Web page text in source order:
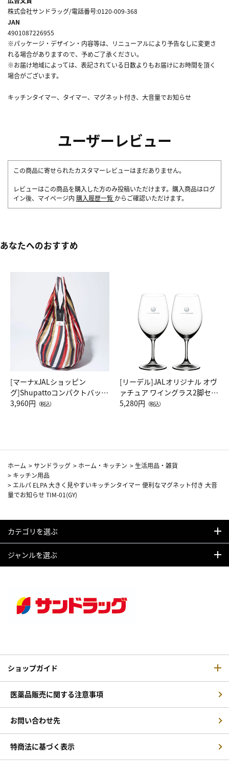
株式会社サンドラッグ/電話番号:0120-009-368
JAN
4901087226955
※パッケージ・デザイン・内容等は、リニューアルにより予告なしに変更さ
れる場合がありますので、予めご了承ください。
※お届け地域によっては、表記されている日数よりもお届けにお時間を頂く
場合がございます。
キッチンタイマー、タイマー、マグネット付き、大音量でお知らせ
ユーザーレビュー
この商品に寄せられたカスタマーレビューはまだありません。
レビューはこの商品を購入した方のみ投稿いただけます。購入商品はログ
イン後、マイページ内 購入履歴一覧 からご確認いただけます。
あなたへのおすすめ
[マーナxJALショッピン
グ]Shupattoコンパクトバッグ
Drop JAL客室乗務員（LC）ス
3,960円 （税込）
[リーデル]JALオリジナル オヴ
ァチュア ワイングラス2脚セッ
ト（レッドワイン）
5,280円 （税込）
ホーム >サンドラッグ > ホーム・キッチン > 生活用品・雑貨
> キッチン用品
> エルパ ELPA 大きく見やすいキッチンタイマー 便利なマグネット付き 大音
量でお知らせ TIM-01(GY)
カテゴリを選ぶ
ジャンルを選ぶ
ショップガイド
医薬品販売に関する注意事項
お問い合わせ先
特商法に基づく表示